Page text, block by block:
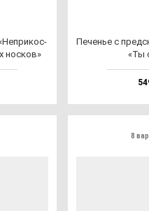
нос­ков»
Печенье с
«Ты
8